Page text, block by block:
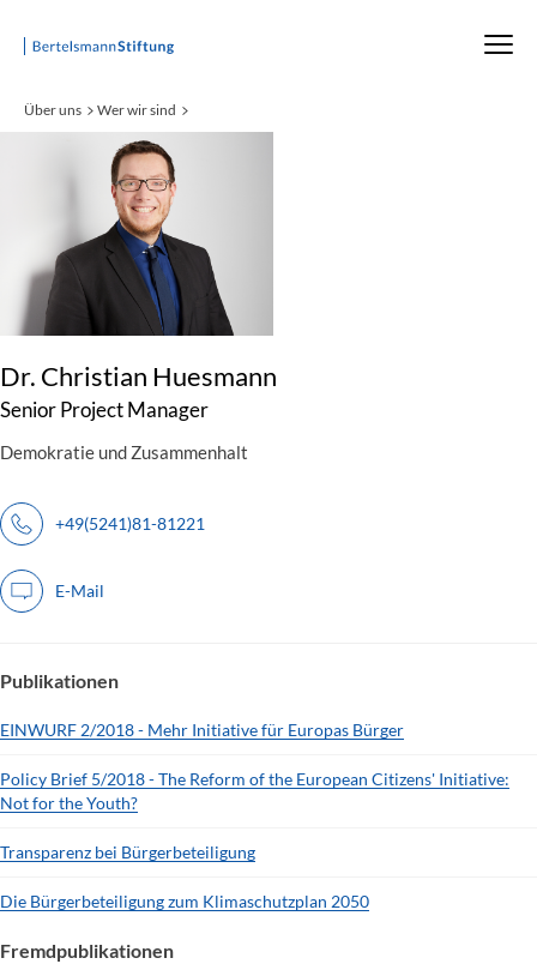
Startseite
Über uns Wer wir sind
Dr. Christian Huesmann
Senior Project Manager
Demokratie und Zusammenhalt
+49(5241)81-81221
E-Mail
Publikationen
EINWURF 2/2018 - Mehr Initiative für Europas Bürger
Policy Brief 5/2018 - The Reform of the European Citizens' Initiative:
Not for the Youth?
Transparenz bei Bürgerbeteiligung
Die Bürgerbeteiligung zum Klimaschutzplan 2050
Fremdpublikationen